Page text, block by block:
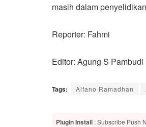
masih dalam
Reporter: Fahmi
Editor: Agung S Pambudi
Tags: Alfano Ramadhan
Plugin Install : Subscribe Push